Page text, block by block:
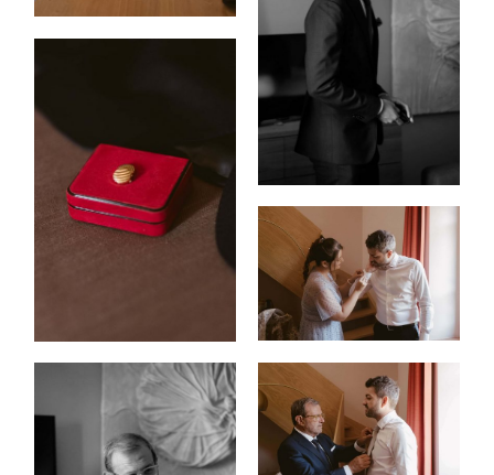
INICIO
PORTFOLIO
VÍDEOS
QUIEN
SOY
P&R
BLOG
|